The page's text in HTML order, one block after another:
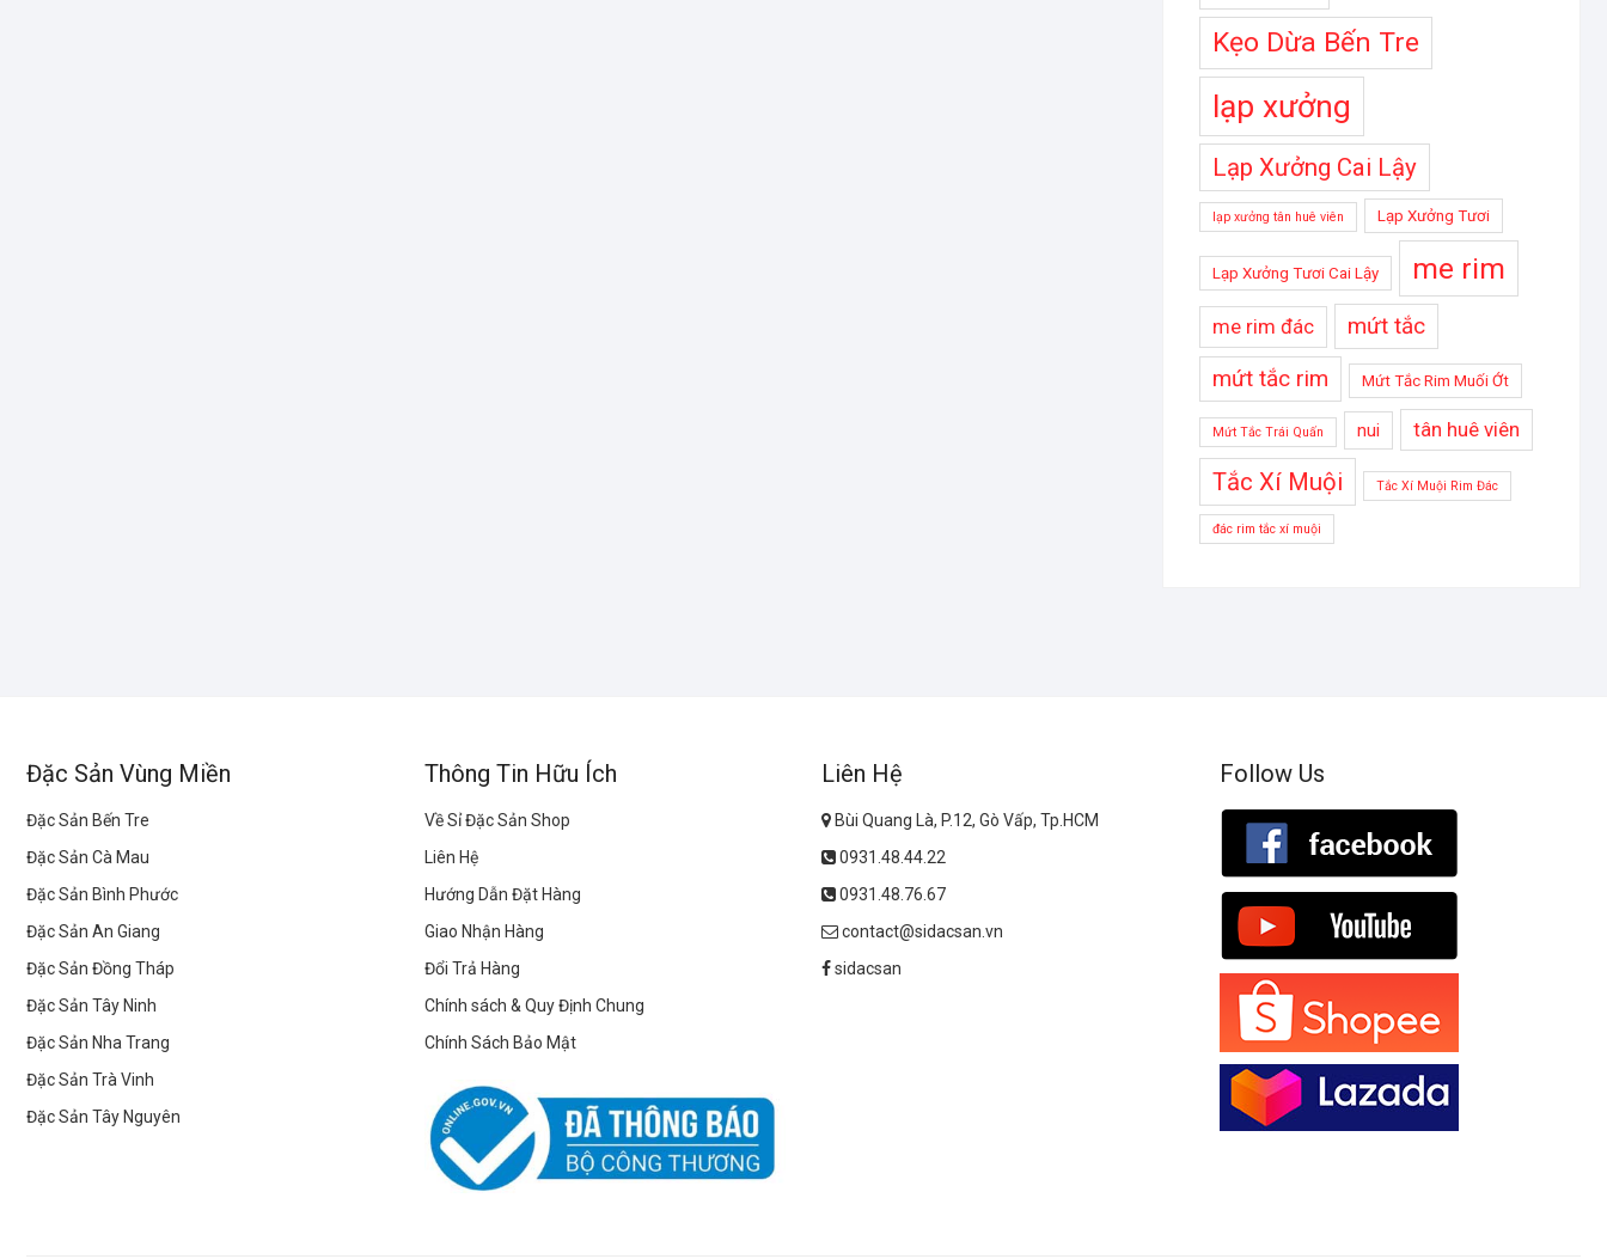
Kẹo Dừa Bến Tre
lạp xưởng
Lạp Xưởng Cai Lậy
lạp xưởng tân huê viên Lạp Xưởng Tươi
Lạp Xưởng Tươi Cai Lậy me rim
me rim đác
mứt tắc
mứt tắc rim
Mứt Tắc Rim Muối Ớt
Mứt Tắc Trái Quấn nui tân huê viên
Tắc Xí Muội Tắc Xí Muội Rim Đác
đác rim tắc xí muội
Đặc Sản Vùng Miền
Đặc Sản Bến Tre
Đặc Sản Cà Mau
Đặc Sản Bình Phước
Đặc Sản An Giang
Đặc Sản Đồng Tháp
Đặc Sản Tây Ninh
Đặc Sản Nha Trang
Đặc Sản Trà Vinh
Đặc Sản Tây Nguyên
Thông Tin Hữu Ích
Về Sỉ Đặc Sản Shop
Liên Hệ
Hướng Dẫn Đặt Hàng
Giao Nhận Hàng
Đổi Trả Hàng
Chính sách & Quy Định Chung
Chính Sách Bảo Mật
Liên Hệ
Bùi Quang Là, P.12, Gò Vấp, Tp.HCM
0931.48.44.22
0931.48.76.67
contact@sidacsan.vn
sidacsan
Follow Us